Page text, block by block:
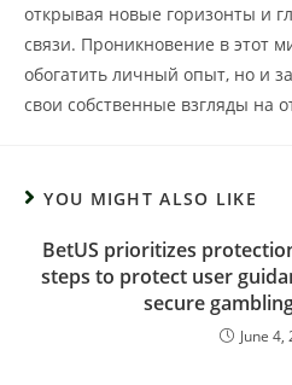
открывая новые горизонты и
связи. Проникновение в этот
обогатить личный опыт, но и
свои собственные взгляды на
YOU MIGHT ALSO LIKE
BetUS prioritizes
steps to protect user
secure
June 4,